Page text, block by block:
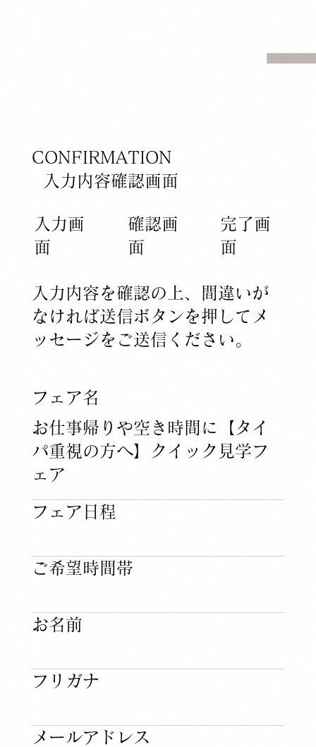
​入力画
面
確認画
面
​完了​画
面
CONFIRMATION
​入力内容確認画面
入力内容を確認の上、間違いが
なければ送信ボタンを押してメ
ッセージをご送信ください。
​フェア名
​フェア日程
​ご希望時間帯
​お名前
​フリガナ
​メールアドレス
お仕事帰りや空き時間に【タイ
パ重視の方へ】クイック見学フ
ェア